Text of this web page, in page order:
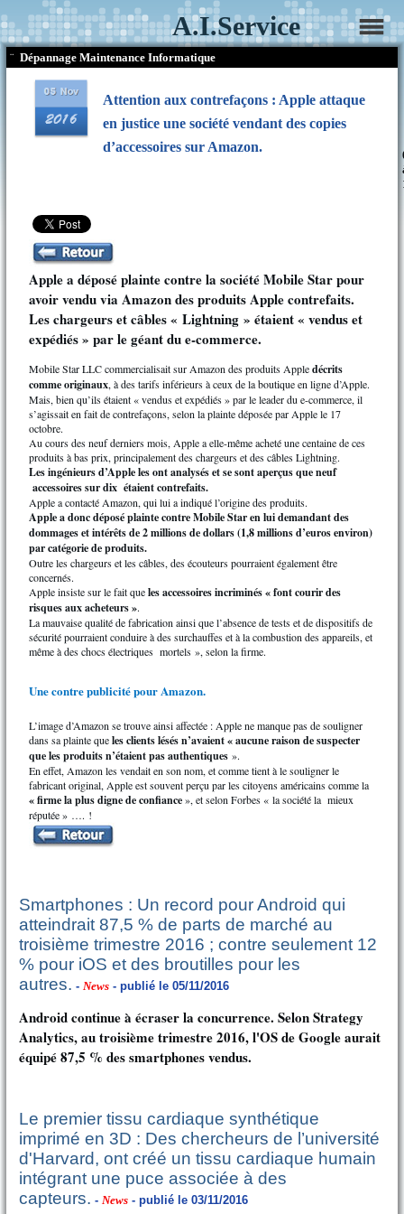
A.I.Service
¨ Dépannage Maintenance Informatique
Attention aux contrefaçons : Apple attaque
en justice une société vendant des copies
d’accessoires sur Amazon.
Apple a déposé plainte contre la société Mobile Star pour
avoir vendu via Amazon des produits Apple contrefaits.
Les chargeurs et câbles « Lightning » étaient « vendus et
expédiés » par le géant du e-commerce.
Mobile Star LLC commercialisait sur Amazon des produits Appledécrits
comme originaux, à des tarifs inférieurs à ceux de la boutique en ligne d’Apple.
Mais, bien qu’ils étaient « vendus et expédiés » par le leader du e-commerce, il
s’agissait en fait de contrefaçons, selon la plainte déposée par Apple le 17
octobre.
Au cours des neuf derniers mois, Apple a elle-même acheté une centaine de ces
produits à bas prix, principalement des chargeurs et des câbles Lightning.
Les ingénieurs d’Apple les ont analysés et se sont aperçus que neuf
accessoires sur dix étaient contrefaits.
Apple a contacté Amazon, qui lui a indiqué l’origine des produits.
Apple a donc déposé plainte contre Mobile Star en lui demandant des
dommages et intérêts de 2 millions de dollars (1,8 millions d’euros environ)
par catégorie de produits.
Outre les chargeurs et les câbles, des écouteurs pourraient également être
concernés.
Apple insiste sur le fait queles accessoires incriminés « font courir des
risques aux acheteurs ».
La mauvaise qualité de fabrication ainsi que l’absence de tests et de dispositifs de
sécurité pourraient conduire à des surchauffes et à la combustion des appareils, et
même à des chocs électriques mortels », selon la firme.
Une contre publicité pour Amazon.
L’image d’Amazon se trouve ainsi affectée : Apple ne manque pas de souligner
dans sa plainte queles clients lésés n’avaient « aucune raison de suspecter
que les produits n’étaient pas authentiques ».
En effet, Amazon les vendait en son nom, et comme tient à le souligner le
fabricant original, Apple est souvent perçu par les citoyens américains comme la
« firme la plus digne de confiance», et selon Forbes « la société la mieux
réputée » …. !
Smartphones : Un record pour Android qui
atteindrait 87,5 % de parts de marché au
troisième trimestre 2016 ; contre seulement 12
% pour iOS et des broutilles pour les
autres. - News - publié le 05/11/2016
Android continue à écraser la concurrence. Selon Strategy
Analytics, au troisième trimestre 2016, l'OS de Google aurait
équipé 87,5 % des smartphones vendus.
Le premier tissu cardiaque synthétique
imprimé en 3D : Des chercheurs de l’université
d'Harvard, ont créé un tissu cardiaque humain
intégrant une puce associée à des
capteurs. - News - publié le 03/11/2016